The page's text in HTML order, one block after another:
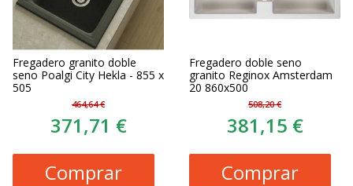
Fregadero granito doble
seno Poalgi City Hekla - 855 x
505
464,64 €
371,71 €
Comprar
Fregadero doble seno
granito Reginox Amsterdam
20 860x500
508,20 €
381,15 €
Comprar